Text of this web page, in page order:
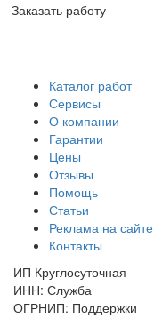
Заказать работу
Каталог работ
Сервисы
О компании
Гарантии
Цены
Отзывы
Помощь
Статьи
Реклама на сайте
Контакты
ИП Круглосуточная
ИНН: Служба
ОГРНИП: Поддержки